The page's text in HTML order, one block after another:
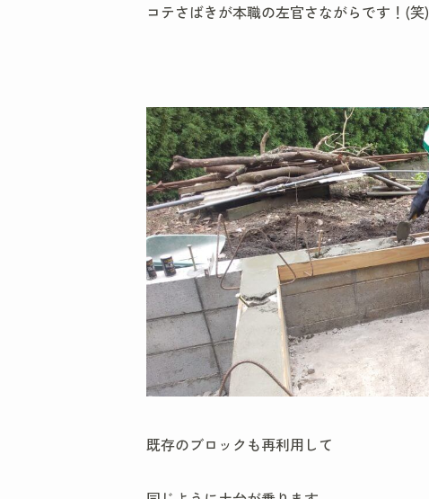
コテさばきが本職の左官さながらです！(笑)
既存のブロックも再利用して